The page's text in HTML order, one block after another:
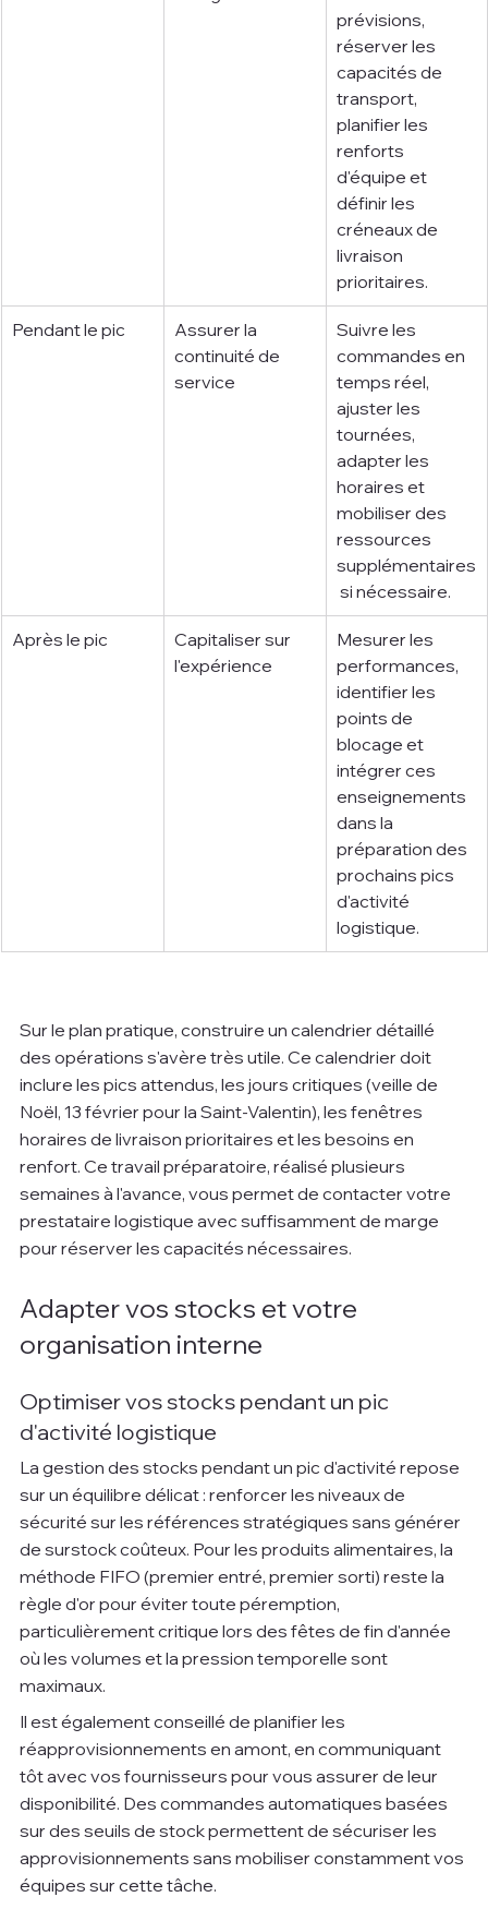
prévisions,
réserver les
capacités de
transport,
planifier les
renforts
d'équipe et
définir les
créneaux de
livraison
prioritaires.
Pendant le pic
Assurer la
continuité de
service
Suivre les
commandes en
temps réel,
ajuster les
tournées,
adapter les
horaires et
mobiliser des
ressources
supplémentaires
si nécessaire.
Après le pic
Capitaliser sur
l'expérience
Mesurer les
performances,
identifier les
points de
blocage et
intégrer ces
enseignements
dans la
préparation des
prochains pics
d'activité
logistique.
Sur le plan pratique, construire un calendrier détaillé
des opérations s'avère très utile. Ce calendrier doit
inclure les pics attendus, les jours critiques (veille de
Noël, 13 février pour la Saint-Valentin), les fenêtres
horaires de livraison prioritaires et les besoins en
renfort. Ce travail préparatoire, réalisé plusieurs
semaines à l'avance, vous permet de contacter votre
prestataire logistique avec suffisamment de marge
pour réserver les capacités nécessaires.
Adapter vos stocks et votre
organisation interne
Optimiser vos stocks pendant un pic
d'activité logistique
La gestion des stocks pendant un pic d'activité repose
sur un équilibre délicat : renforcer les niveaux de
sécurité sur les références stratégiques sans générer
de surstock coûteux. Pour les produits alimentaires, la
méthode FIFO (premier entré, premier sorti) reste la
règle d'or pour éviter toute péremption,
particulièrement critique lors des fêtes de fin d'année
où les volumes et la pression temporelle sont
maximaux.
Il est également conseillé de planifier les
réapprovisionnements en amont, en communiquant
tôt avec vos fournisseurs pour vous assurer de leur
disponibilité. Des commandes automatiques basées
sur des seuils de stock permettent de sécuriser les
approvisionnements sans mobiliser constamment vos
équipes sur cette tâche.